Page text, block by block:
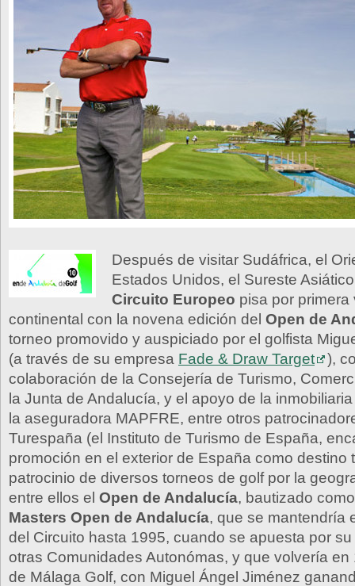
Después de visitar Sudáfrica, el
Estados Unidos, el Sureste
Circuito Europeo pisa por primera
continental con la novena edición del Open de
torneo promovido y auspiciado por el golfista
(a través de su empresa Fade & Draw Target
),
colaboración de la Consejería de Turismo,
la Junta de Andalucía, y el apoyo de la
la aseguradora MAPFRE, entre otros
Turespaña (el Instituto de Turismo de España,
promoción en el exterior de España como destino
patrocinio de diversos torneos de golf por la
entre ellos el Open de Andalucía, bautizado
Masters Open de Andalucía, que se mantendría
del Circuito hasta 1995, cuando se apuesta por
otras Comunidades Autonómas, y que volvería en
de Málaga Golf, con Miguel Ángel Jiménez